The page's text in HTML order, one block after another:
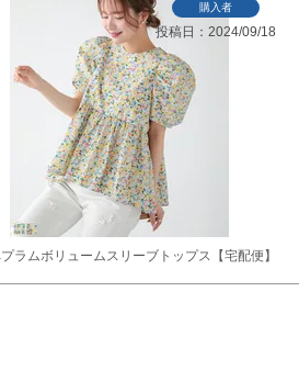
ラムボリュームスリーブトップス【宅配便】
購入者
投稿日 2024/09/18